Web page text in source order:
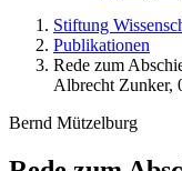
Stiftung
Publikationen
Rede zum
Albrecht Zunker,
Bernd Mützelburg